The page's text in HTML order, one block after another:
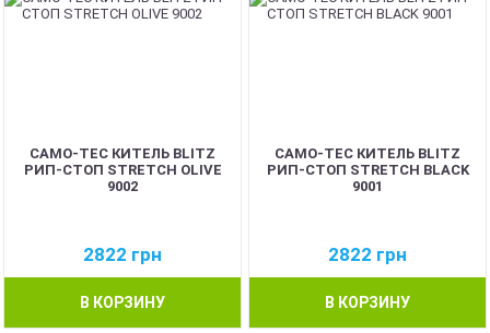
CAMO-TEC КИТЕЛЬ BLITZ
РИП-СТОП STRETCH OLIVE
9002
2822 грн
В КОРЗИНУ
CAMO-TEC КИТЕЛЬ BLITZ
РИП-СТОП STRETCH BLACK
9001
2822 грн
В КОРЗИНУ